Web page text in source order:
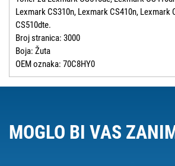
Lexmark CS310n, Lexmark CS410n, Lexmark
CS510dte.
Broj stranica: 3000
Boja: Žuta
OEM oznaka: 70C8HY0
MOGLO BI VAS